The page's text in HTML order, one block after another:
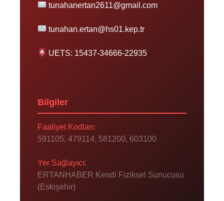
tunahanertan2611@gmail.com
tunahan.ertan@hs01.kep.tr
UETS: 15437-34666-22935
Bilgiler
Faaliyet Kodları:
591105, 479114, 581200, 603100
Yer Sağlayıcı:
ERTANHABER Kendi Fiziksel Sunucusu
(Eskişehir)